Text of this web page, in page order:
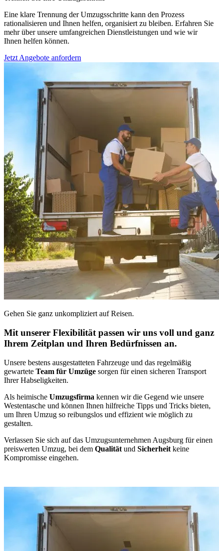
Eine klare Trennung der Umzugsschritte kann den Prozess
rationalisieren und Ihnen helfen, organisiert zu bleiben. Erfahren Sie
mehr über unsere umfangreichen Dienstleistungen und wie wir
Ihnen helfen können.
Jetzt Angebote anfordern
Gehen Sie ganz unkompliziert auf Reisen.
Mit unserer Flexibilität passen wir uns voll und ganz
Ihrem Zeitplan und Ihren Bedürfnissen an.
Unsere bestens ausgestatteten Fahrzeuge und das regelmäßig
gewartete Team für Umzüge sorgen für einen sicheren Transport
Ihrer Habseligkeiten.
Als heimische Umzugsfirma kennen wir die Gegend wie unsere
Westentasche und können Ihnen hilfreiche Tipps und Tricks bieten,
um Ihren Umzug so reibungslos und effizient wie möglich zu
gestalten.
Verlassen Sie sich auf das Umzugsunternehmen Augsburg für einen
preiswerten Umzug, bei dem Qualität und Sicherheit keine
Kompromisse eingehen.